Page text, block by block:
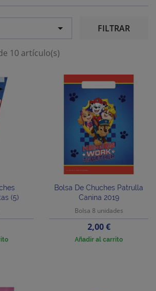
 FILTRAR
10 artículo(s)
(5)
Bolsa De Chuches Patrulla
Canina 2019
Bolsa 8 unidades
Precio
2,00 €
Añadir al carrito